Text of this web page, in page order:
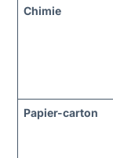
Chimie
Papier-carton